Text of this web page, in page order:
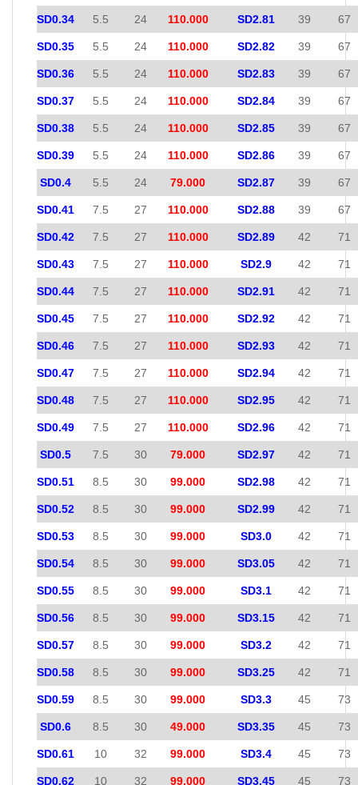
SD0.34 5.5 24 110.000 SD2.81 39 67
SD0.35 5.5 24 110.000 SD2.82 39 67
SD0.36 5.5 24 110.000 SD2.83 39 67
SD0.37 5.5 24 110.000 SD2.84 39 67
SD0.38 5.5 24 110.000 SD2.85 39 67
SD0.39 5.5 24 110.000 SD2.86 39 67
SD0.4 5.5 24 79.000 SD2.87 39 67
SD0.41 7.5 27 110.000 SD2.88 39 67
SD0.42 7.5 27 110.000 SD2.89 42 71
SD0.43 7.5 27 110.000 SD2.9 42 71
SD0.44 7.5 27 110.000 SD2.91 42 71
SD0.45 7.5 27 110.000 SD2.92 42 71
SD0.46 7.5 27 110.000 SD2.93 42 71
SD0.47 7.5 27 110.000 SD2.94 42 71
SD0.48 7.5 27 110.000 SD2.95 42 71
SD0.49 7.5 27 110.000 SD2.96 42 71
SD0.5 7.5 30 79.000 SD2.97 42 71
SD0.51 8.5 30 99.000 SD2.98 42 71
SD0.52 8.5 30 99.000 SD2.99 42 71
SD0.53 8.5 30 99.000 SD3.0 42 71
SD0.54 8.5 30 99.000 SD3.05 42 71
SD0.55 8.5 30 99.000 SD3.1 42 71
SD0.56 8.5 30 99.000 SD3.15 42 71
SD0.57 8.5 30 99.000 SD3.2 42 71
SD0.58 8.5 30 99.000 SD3.25 42 71
SD0.59 8.5 30 99.000 SD3.3 45 73
SD0.6 8.5 30 49.000 SD3.35 45 73
SD0.61 10 32 99.000 SD3.4 45 73
SD0.62 10 32 99.000 SD3.45 45 73